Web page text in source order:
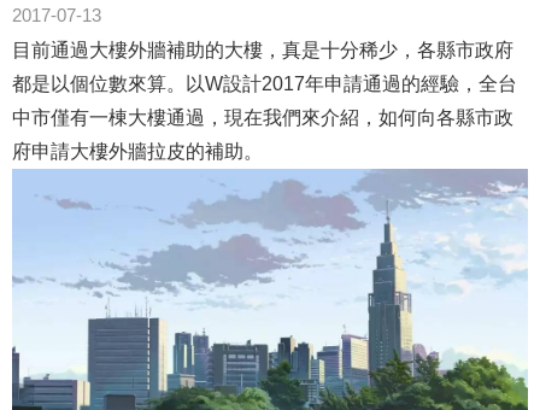
2017-07-13
目前通過大樓外牆補助的大樓，真是十分稀少，各縣市政府
都是以個位數來算。以W設計2017年申請通過的經驗，全台
中市僅有一棟大樓通過，現在我們來介紹，如何向各縣市政
府申請大樓外牆拉皮的補助。